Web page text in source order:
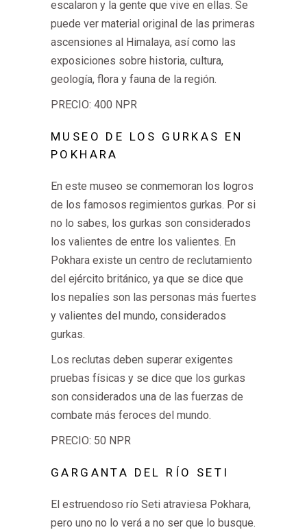
escalaron y la gente que vive en ellas. Se
puede ver material original de las primeras
ascensiones al Himalaya, así como las
exposiciones sobre historia, cultura,
geología, flora y fauna de la región.
PRECIO: 400 NPR
MUSEO DE LOS GURKAS EN
POKHARA
En este museo se conmemoran los logros
de los famosos regimientos gurkas. Por si
no lo sabes, los gurkas son considerados
los valientes de entre los valientes. En
Pokhara existe un centro de reclutamiento
del ejército británico, ya que se dice que
los nepalíes son las personas más fuertes
y valientes del mundo, considerados
gurkas.
Los reclutas deben superar exigentes
pruebas físicas y se dice que los gurkas
son considerados una de las fuerzas de
combate más feroces del mundo.
PRECIO: 50 NPR
GARGANTA DEL RÍO SETI
El estruendoso río Seti atraviesa Pokhara,
pero uno no lo verá a no ser que lo busque.